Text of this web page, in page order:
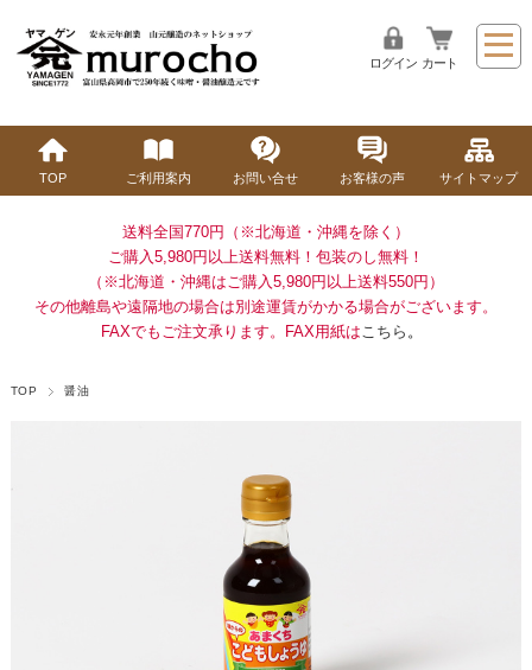
ログイン カート
TOP ご利用案内 お問い合せ お客様の声 サイトマップ
送料全国770円（※北海道・沖縄を除く）
ご購入5,980円以上送料無料！ 包装のし無料！
（※北海道・沖縄はご購入5,980円以上送料550円）
その他離島や遠隔地の場合は別途運賃がかかる場合がございます。
FAXでもご注文承ります。FAX用紙は こちら 。
TOP 醤油